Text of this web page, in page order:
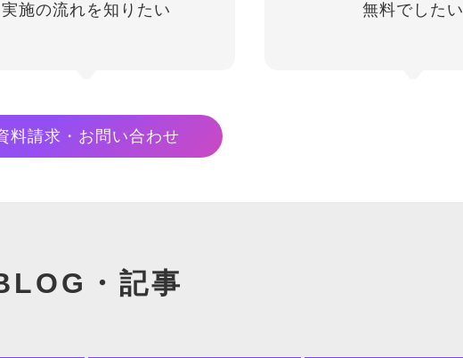
実施の流れを知りたい
無料でしたい
料請求・お問い合わせ
・記事